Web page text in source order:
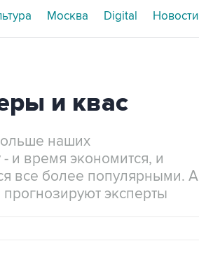
Москва Digital Новости
и квас
наших
и время экономится, и
все более популярными. А
эксперты